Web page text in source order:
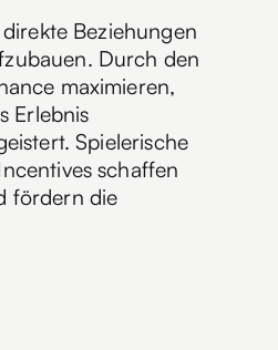
Beziehungen
Durch den
maximieren,
Erlebnis
Spielerische
schaffen
fördern die